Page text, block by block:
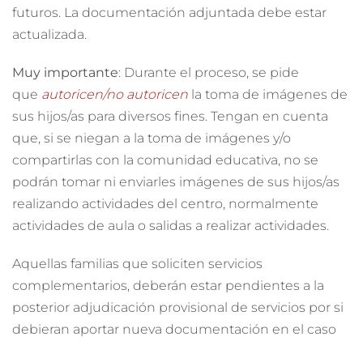
futuros. La documentación adjuntada debe estar
actualizada.
Muy importante: Durante el proceso, se pide
que autoricen/no autoricen la toma de imágenes de
sus hijos/as para diversos fines. Tengan en cuenta
que, si se niegan a la toma de imágenes y/o
compartirlas con la comunidad educativa, no se
podrán tomar ni enviarles imágenes de sus hijos/as
realizando actividades del centro, normalmente
actividades de aula o salidas a realizar actividades.
Aquellas familias que soliciten servicios
complementarios, deberán estar pendientes a la
posterior adjudicación provisional de servicios por si
debieran aportar nueva documentación en el caso